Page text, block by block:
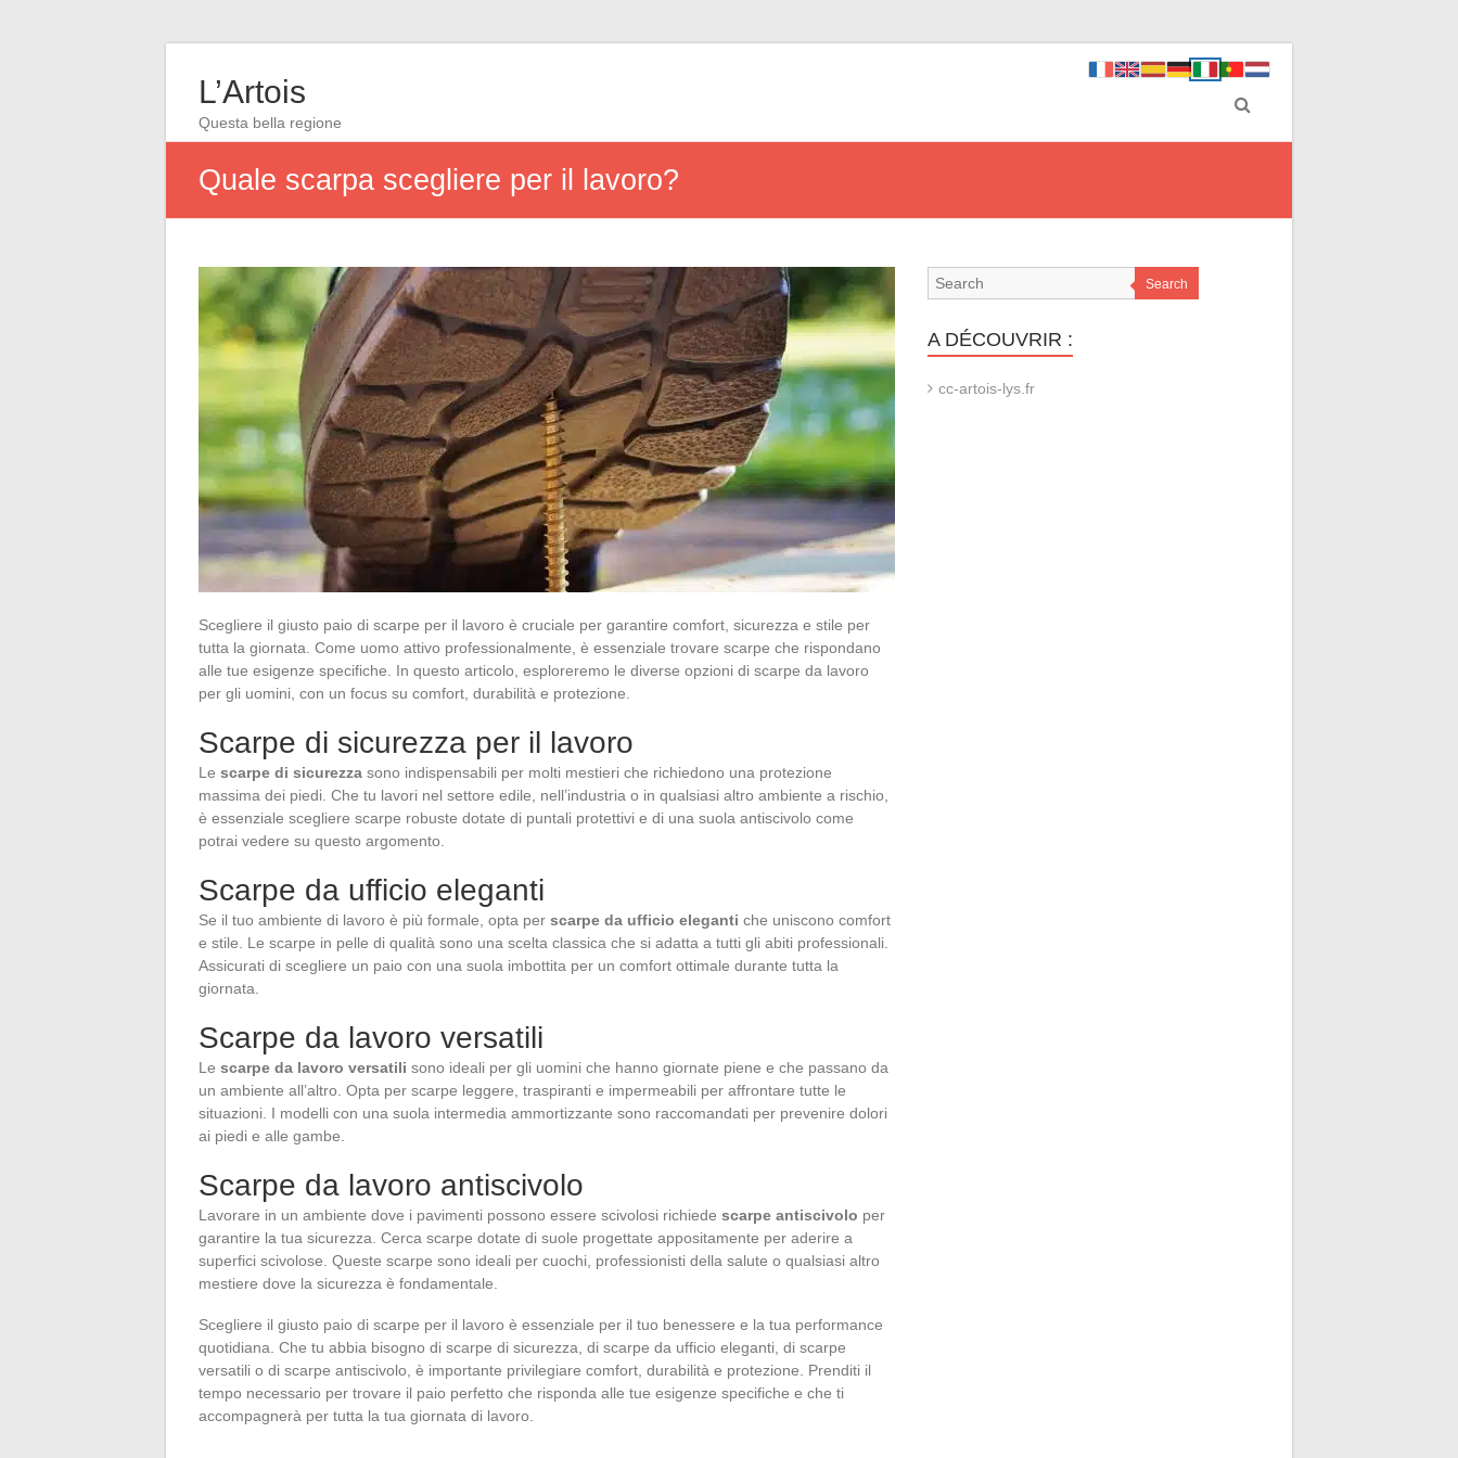
L’Artois
Questa bella regione
Quale scarpa scegliere per il lavoro?
Scegliere il giusto paio di scarpe per il lavoro è cruciale per garantire comfort, sicurezza e stile per
tutta la giornata. Come uomo attivo professionalmente, è essenziale trovare scarpe che rispondano
alle tue esigenze specifiche. In questo articolo, esploreremo le diverse opzioni di scarpe da lavoro
per gli uomini, con un focus su comfort, durabilità e protezione.
Scarpe di sicurezza per il lavoro
Le scarpe di sicurezza sono indispensabili per molti mestieri che richiedono una protezione
massima dei piedi. Che tu lavori nel settore edile, nell’industria o in qualsiasi altro ambiente a rischio,
è essenziale scegliere scarpe robuste dotate di puntali protettivi e di una suola antiscivolo come
potrai vedere su questo argomento.
Scarpe da ufficio eleganti
Se il tuo ambiente di lavoro è più formale, opta per scarpe da ufficio eleganti che uniscono comfort
e stile. Le scarpe in pelle di qualità sono una scelta classica che si adatta a tutti gli abiti professionali.
Assicurati di scegliere un paio con una suola imbottita per un comfort ottimale durante tutta la
giornata.
Scarpe da lavoro versatili
Le scarpe da lavoro versatili sono ideali per gli uomini che hanno giornate piene e che passano da
un ambiente all’altro. Opta per scarpe leggere, traspiranti e impermeabili per affrontare tutte le
situazioni. I modelli con una suola intermedia ammortizzante sono raccomandati per prevenire dolori
ai piedi e alle gambe.
Scarpe da lavoro antiscivolo
Lavorare in un ambiente dove i pavimenti possono essere scivolosi richiede scarpe antiscivolo per
garantire la tua sicurezza. Cerca scarpe dotate di suole progettate appositamente per aderire a
superfici scivolose. Queste scarpe sono ideali per cuochi, professionisti della salute o qualsiasi altro
mestiere dove la sicurezza è fondamentale.
Scegliere il giusto paio di scarpe per il lavoro è essenziale per il tuo benessere e la tua performance
quotidiana. Che tu abbia bisogno di scarpe di sicurezza, di scarpe da ufficio eleganti, di scarpe
versatili o di scarpe antiscivolo, è importante privilegiare comfort, durabilità e protezione. Prenditi il
tempo necessario per trovare il paio perfetto che risponda alle tue esigenze specifiche e che ti
accompagnerà per tutta la tua giornata di lavoro.
Search
A DÉCOUVRIR :
cc-artois-lys.fr